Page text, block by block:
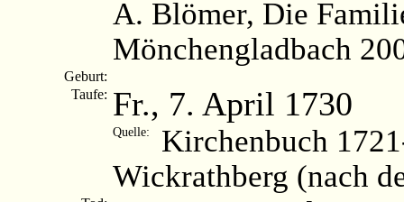
A. Blömer, Die
Mönchengladbach
Geburt:
Taufe: Fr., 7. April 1730
Quelle:
Kirchenbuch
Wickrathberg (nach